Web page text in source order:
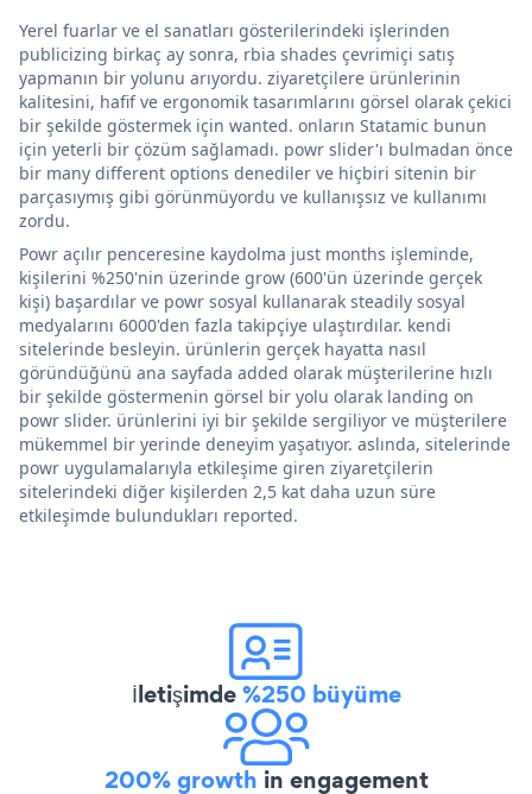
Yerel fuarlar ve el sanatları gösterilerindeki işlerinden
publicizing birkaç ay sonra, rbia shades çevrimiçi satış
yapmanın bir yolunu arıyordu. ziyaretçilere ürünlerinin
kalitesini, hafif ve ergonomik tasarımlarını görsel olarak çekici
bir şekilde göstermek için wanted. onların Statamic bunun
için yeterli bir çözüm sağlamadı. powr slider'ı bulmadan önce
bir many different options denediler ve hiçbiri sitenin bir
parçasıymış gibi görünmüyordu ve kullanışsız ve kullanımı
zordu.
Powr açılır penceresine kaydolma just months işleminde,
kişilerini %250'nin üzerinde grow (600'ün üzerinde gerçek
kişi) başardılar ve powr sosyal kullanarak steadily sosyal
medyalarını 6000'den fazla takipçiye ulaştırdılar. kendi
sitelerinde besleyin. ürünlerin gerçek hayatta nasıl
göründüğünü ana sayfada added olarak müşterilerine hızlı
bir şekilde göstermenin görsel bir yolu olarak landing on
powr slider. ürünlerini iyi bir şekilde sergiliyor ve müşterilere
mükemmel bir yerinde deneyim yaşatıyor. aslında, sitelerinde
powr uygulamalarıyla etkileşime giren ziyaretçilerin
sitelerindeki diğer kişilerden 2,5 kat daha uzun süre
etkileşimde bulundukları reported.
İletişimde%250 büyüme
200% growth in engagement